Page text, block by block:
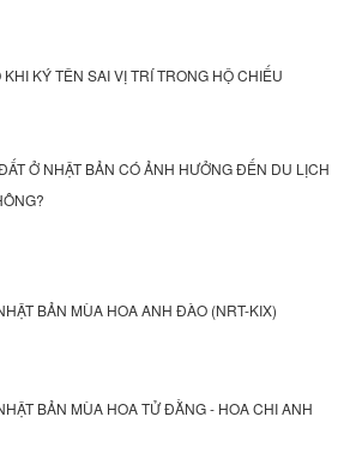
KHI KÝ TÊN SAI VỊ TRÍ TRONG HỘ CHIẾU
Ở NHẬT BẢN CÓ ẢNH HƯỞNG ĐẾN DU LỊCH
BẢN MÙA HOA ANH ĐÀO (NRT-KIX)
BẢN MÙA HOA TỬ ĐẰNG - HOA CHI ANH